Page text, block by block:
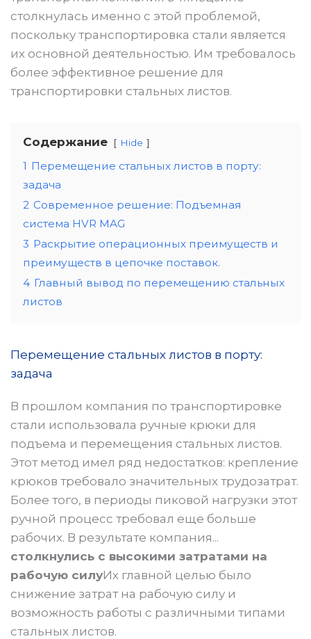
столкнулась именно с этой проблемой,
поскольку транспортировка стали является
их основной деятельностью. Им требовалось
более эффективное решение для
транспортировки стальных листов.
Содержание Hide
1 Перемещение стальных листов в порту:
задача
2 Современное решение: Подъемная
система HVR MAG
3 Раскрытие операционных преимуществ и
преимуществ в цепочке поставок.
4 Главный вывод по перемещению стальных
листов
Перемещение стальных листов в порту:
задача
В прошлом компания по транспортировке
стали использовала ручные крюки для
подъема и перемещения стальных листов.
Этот метод имел ряд недостатков: крепление
крюков требовало значительных трудозатрат.
Более того, в периоды пиковой нагрузки этот
ручной процесс требовал еще больше
рабочих. В результате компания...
столкнулись с высокими затратами на
рабочую силуИх главной целью было
снижение затрат на рабочую силу и
возможность работы с различными типами
стальных листов.